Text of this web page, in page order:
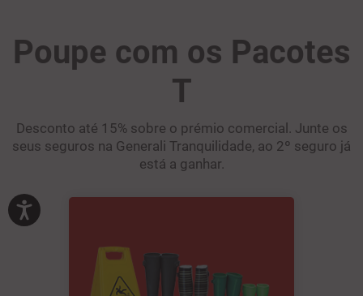
Poupe com os Pacotes
T
Desconto até 15% sobre o prémio comercial. Junte os
seus seguros na Generali Tranquilidade, ao 2º seguro já
está a ganhar.